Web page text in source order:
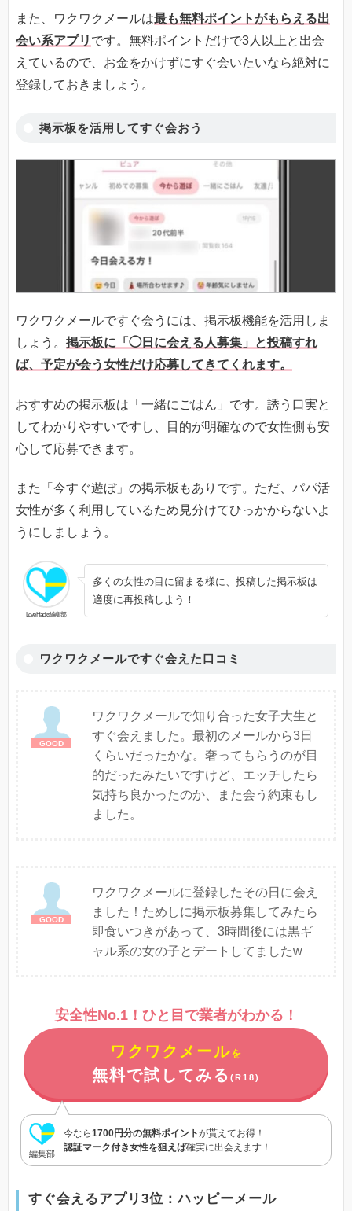
また、ワクワクメールは最も無料ポイントがもらえる出
会い系アプリ です。無料ポイントだけで3人以上と出会
えているので、お金をかけずにすぐ会いたいなら絶対に
登録しておきましょう。
掲示板を活用してすぐ会おう
ワクワクメールですぐ会うには、掲示板機能を活用しま
しょう。 掲示板に「◯日に会える人募集」と投稿すれ
ば、予定が会う女性だけ応募してきてくれます。
おすすめの掲示板は「一緒にごはん」です。誘う口実と
してわかりやすいですし、目的が明確なので女性側も安
心して応募できます。
また「今すぐ遊ぼ」の掲示板もありです。ただ、パパ活
女性が多く利用しているため見分けてひっかからないよ
うにしましょう。
Love Hacks編集部
多くの女性の目に留まる様に、投稿した掲示板は
適度に再投稿しよう！
ワクワクメールですぐ会えた口コミ
ワクワクメールで知り合った女子大生と
すぐ会えました。最初のメールから3日
くらいだったかな。奢ってもらうのが目
的だったみたいですけど、エッチしたら
気持ち良かったのか、また会う約束もし
ました。
ワクワクメールに登録したその日に会え
ました！ためしに掲示板募集してみたら
即食いつきがあって、3時間後には黒ギ
ャル系の女の子とデートしてましたw
安全性No.1！ひと目で業者がわかる！
ワクワクメールを
無料で試してみる (R18)
編集部
今なら1700円分の無料ポイントが貰えてお得！
認証マーク付き女性を狙えば確実に出会えます！
すぐ会えるアプリ3位：ハッピーメール